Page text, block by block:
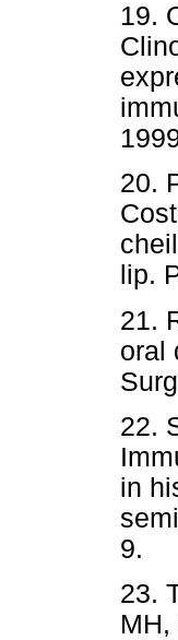
19.
20.
lip.
21.
oral
22.
in
9.
23.